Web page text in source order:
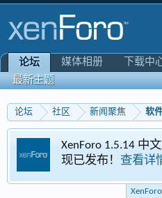
论坛 社区 新闻聚焦 软
XenForo 1.5.14 中
现已发布！ 查看详
论坛
最新主题
媒体相册 下载中